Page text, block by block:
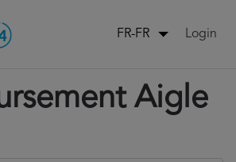
FR-FR Login
Aigle